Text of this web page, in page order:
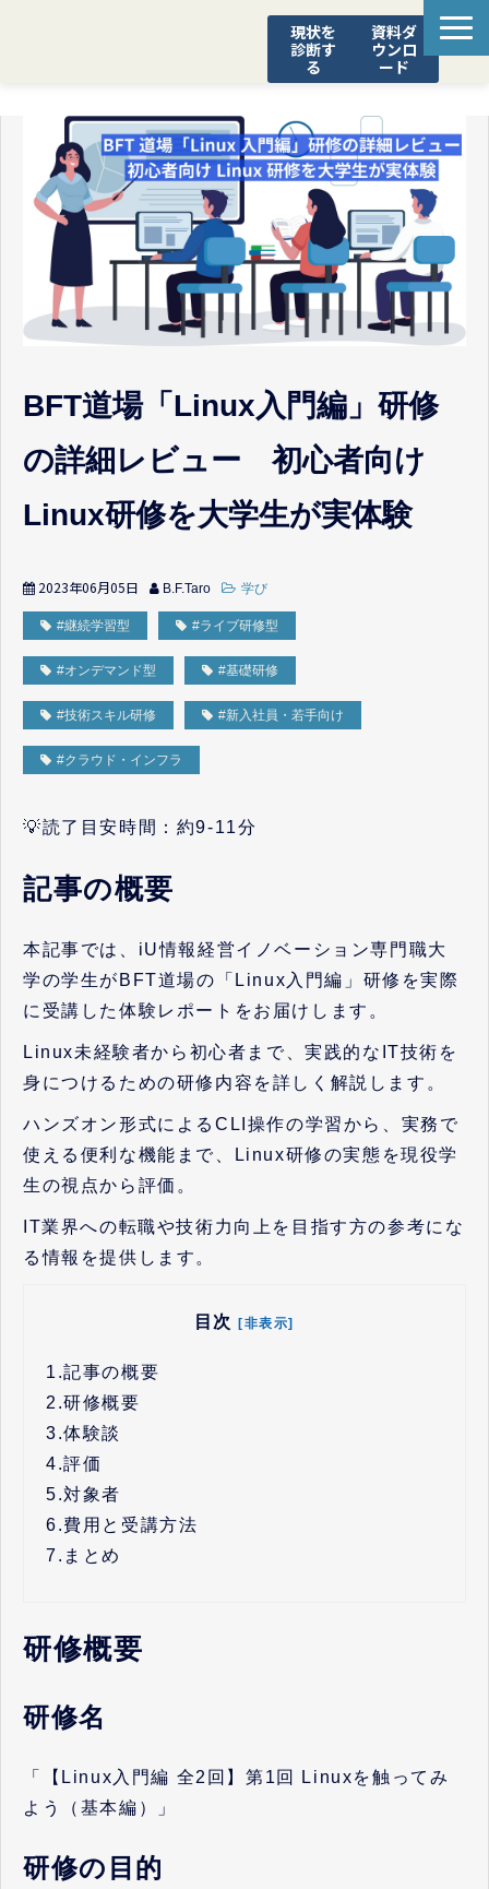
現状を
診断す
る
資料ダ
ウンロ
ード
診断ポータル
SCS評価制度 対応支援
YOROZUブログ
BFT道場「Linux入門編」研修
の詳細レビュー 初心者向け
Linux研修を大学生が実体験
2023年06月05日 B.F.Taro 学び
#継続学習型 #ライブ研修型
#オンデマンド型 #基礎研修
#技術スキル研修 #新入社員・若手向け
#クラウド・インフラ
💡読了目安時間：約9-11分
記事の概要
本記事では、iU情報経営イノベーション専門職大
学の学生がBFT道場の「Linux入門編」研修を実際
に受講した体験レポートをお届けします。
Linux未経験者から初心者まで、実践的なIT技術を
身につけるための研修内容を詳しく解説します。
ハンズオン形式によるCLI操作の学習から、実務で
使える便利な機能まで、Linux研修の実態を現役学
生の視点から評価。
IT業界への転職や技術力向上を目指す方の参考にな
る情報を提供します。
目次 [非表示]
1.記事の概要
2.研修概要
3.体験談
4.評価
5.対象者
6.費用と受講方法
7. まとめ
研修概要
研修名
「【Linux入門編 全2回】第1回 Linuxを触ってみ
よう（基本編）」
研修の目的